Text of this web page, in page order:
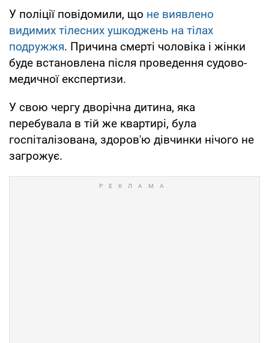
У поліції повідомили, що не виявлено
видимих тілесних ушкоджень на тілах
подружжя. Причина смерті чоловіка і жінки
буде встановлена після проведення судово-
медичної експертизи.
У свою чергу дворічна дитина, яка
перебувала в тій же квартирі, була
госпіталізована, здоров'ю дівчинки нічого не
загрожує.